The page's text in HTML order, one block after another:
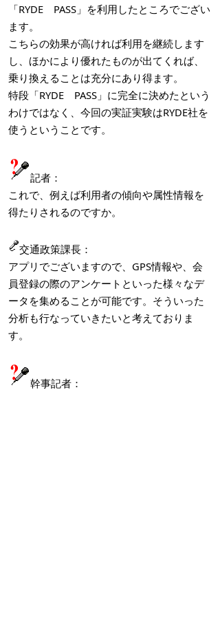
「RYDE PASS」を利用したところでござい
ます。
こちらの効果が高ければ利用を継続します
し、ほかにより優れたものが出てくれば、
乗り換えることは充分にあり得ます。
特段「RYDE PASS」に完全に決めたという
わけではなく、今回の実証実験はRYDE社を
使うということです。
記者：
これで、例えば利用者の傾向や属性情報を
得たりされるのですか。
交通政策課長：
アプリでございますので、GPS情報や、会
員登録の際のアンケートといった様々なデ
ータを集めることが可能です。そういった
分析も行なっていきたいと考えておりま
す。
幹事記者：